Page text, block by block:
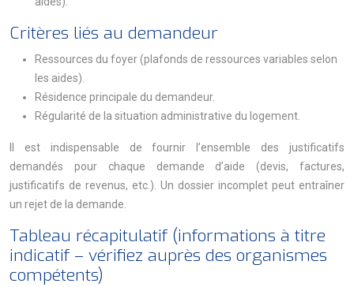
Critères liés au demandeur
Ressources du foyer (plafonds de ressources variables selon
les aides).
Résidence principale du demandeur.
Régularité de la situation administrative du logement.
Il est indispensable de fournir l’ensemble des justificatifs
demandés pour chaque demande d’aide (devis, factures,
justificatifs de revenus, etc.). Un dossier incomplet peut entraîner
un rejet de la demande.
Tableau récapitulatif (informations à titre
indicatif – vérifiez auprès des organismes
compétents)